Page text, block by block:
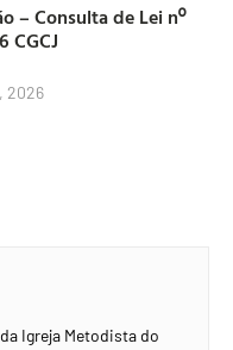
– Consulta de Lei nº
CGCJ
2026
Igreja Metodista do